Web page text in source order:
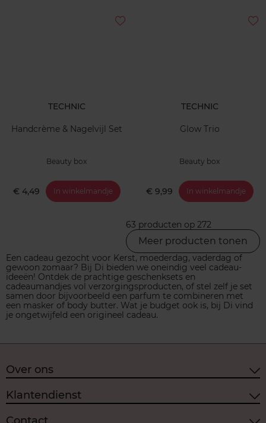
TECHNIC
Handcrème & Nagelvijl Set
Beauty box
€ 4,49 In winkelmandje
TECHNIC
Glow Trio
Beauty box
€ 9,99 In winkelmandje
63 producten op 272
Meer producten tonen
Een cadeau gezocht voor Kerst, moederdag, vaderdag of
gewoon zomaar? Bij Di bieden we oneindig veel cadeau-
ideeën! Ontdek de prachtige geschenksets en
cadeaumandjes vol verzorgingsproducten, of stel zelf je set
samen door bijvoorbeeld een parfum te combineren met
een masker of body butter. Wat je budget ook is, bij Di vind
je ongetwijfeld een origineel cadeau.
Over ons
Klantendienst
Contact